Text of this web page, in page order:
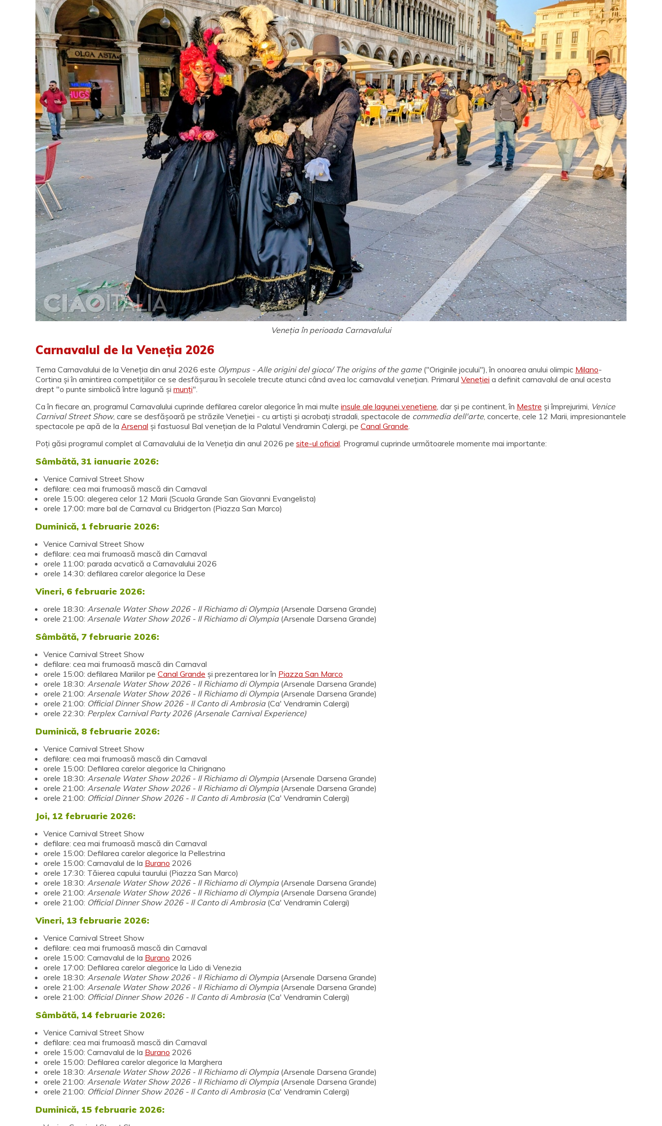
Veneția în perioada Carnavalului
Carnavalul de la Veneția 2026
Tema Carnavalului de la Veneția din anul 2026 este Olympus - Alle origini del gioco/ The origins of the game("Originile jocului"), în onoarea anului olimpic Milano-
Cortina și în amintirea competițiilor ce se desfășurau în secolele trecute atunci când avea loc carnavalul venețian. Primarul Veneției a definit carnavalul de anul acesta
drept "o punte simbolică între lagună și munți".
Ca în fiecare an, programul Carnavalului cuprinde defilarea carelor alegorice în mai multe insule ale lagunei venețiene, dar și pe continent, în Mestre și împrejurimi, Venice
Carnival Street Show, care se desfășoară pe străzile Veneției - cu artiști și acrobați stradali, spectacole de commedia dell'arte, concerte, cele 12 Marii, impresionantele
spectacole pe apă de la Arsenal și fastuosul Bal venețian de la Palatul Vendramin Calergi, pe Canal Grande.
Poți găsi programul complet al Carnavalului de la Veneția din anul 2026 pe site-ul oficial. Programul cuprinde următoarele momente mai importante:
Sâmbătă, 31 ianuarie 2026:
Venice Carnival Street Show
defilare: cea mai frumoasă mască din Carnaval
orele 15:00: alegerea celor 12 Marii (Scuola Grande San Giovanni Evangelista)
orele 17:00: mare bal de Carnaval cu Bridgerton (Piazza San Marco)
Duminică, 1 februarie 2026:
Venice Carnival Street Show
defilare: cea mai frumoasă mască din Carnaval
orele 11:00: parada acvatică a Carnavalului 2026
orele 14:30: defilarea carelor alegorice la Dese
Vineri, 6 februarie 2026:
orele 18:30: Arsenale Water Show 2026 - Il Richiamo di Olympia(Arsenale Darsena Grande)
orele 21:00: Arsenale Water Show 2026 - Il Richiamo di Olympia(Arsenale Darsena Grande)
Sâmbătă, 7 februarie 2026:
Venice Carnival Street Show
defilare: cea mai frumoasă mască din Carnaval
orele 15:00: defilarea Mariilor pe Canal Grande și prezentarea lor în Piazza San Marco
orele 18:30: Arsenale Water Show 2026 - Il Richiamo di Olympia(Arsenale Darsena Grande)
orele 21:00: Arsenale Water Show 2026 - Il Richiamo di Olympia(Arsenale Darsena Grande)
orele 21:00: Official Dinner Show 2026 - Il Canto di Ambrosia(Ca' Vendramin Calergi)
orele 22:30: Perplex Carnival Party 2026 (Arsenale Carnival Experience)
Duminică, 8 februarie 2026:
Venice Carnival Street Show
defilare: cea mai frumoasă mască din Carnaval
orele 15:00: Defilarea carelor alegorice la Chirignano
orele 18:30: Arsenale Water Show 2026 - Il Richiamo di Olympia(Arsenale Darsena Grande)
orele 21:00: Arsenale Water Show 2026 - Il Richiamo di Olympia(Arsenale Darsena Grande)
orele 21:00: Official Dinner Show 2026 - Il Canto di Ambrosia(Ca' Vendramin Calergi)
Joi, 12 februarie 2026:
Venice Carnival Street Show
defilare: cea mai frumoasă mască din Carnaval
orele 15:00: Defilarea carelor alegorice la Pellestrina
orele 15:00: Carnavalul de la Burano 2026
orele 17:30: Tăierea capului taurului (Piazza San Marco)
orele 18:30: Arsenale Water Show 2026 - Il Richiamo di Olympia(Arsenale Darsena Grande)
orele 21:00: Arsenale Water Show 2026 - Il Richiamo di Olympia(Arsenale Darsena Grande)
orele 21:00: Official Dinner Show 2026 - Il Canto di Ambrosia(Ca' Vendramin Calergi)
Vineri, 13 februarie 2026:
Venice Carnival Street Show
defilare: cea mai frumoasă mască din Carnaval
orele 15:00: Carnavalul de la Burano 2026
orele 17:00: Defilarea carelor alegorice la Lido di Venezia
orele 18:30: Arsenale Water Show 2026 - Il Richiamo di Olympia(Arsenale Darsena Grande)
orele 21:00: Arsenale Water Show 2026 - Il Richiamo di Olympia(Arsenale Darsena Grande)
orele 21:00: Official Dinner Show 2026 - Il Canto di Ambrosia(Ca' Vendramin Calergi)
Sâmbătă, 14 februarie 2026:
Venice Carnival Street Show
defilare: cea mai frumoasă mască din Carnaval
orele 15:00: Carnavalul de la Burano 2026
orele 15:00: Defilarea carelor alegorice la Marghera
orele 18:30: Arsenale Water Show 2026 - Il Richiamo di Olympia(Arsenale Darsena Grande)
orele 21:00: Arsenale Water Show 2026 - Il Richiamo di Olympia(Arsenale Darsena Grande)
orele 21:00: Official Dinner Show 2026 - Il Canto di Ambrosia(Ca' Vendramin Calergi)
Duminică, 15 februarie 2026: